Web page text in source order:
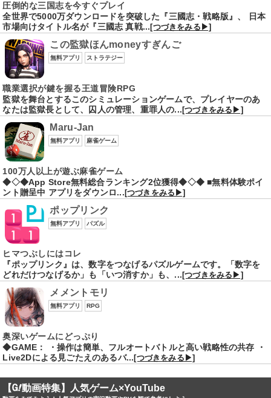
圧倒的な三国志を今すぐプレイ
全世界で5000万ダウンロードを突破した『三國志・戦略版』、 日本
市場向けタイトル名が『三國志 真戦...[つづきをみる▶]
この監獄ほんmoneyすぎんご
無料アプリ ストラテジー
職業選択が鍵を握る王道冒険RPG
監獄を舞台とするこのシミュレーションゲームで、プレイヤーのあ
なたは監獄長として、囚人の管理、重罪人の...[つづきをみる▶]
Maru-Jan
無料アプリ 麻雀ゲーム
100万人以上が遊ぶ麻雀ゲーム
◆◇◆App Store無料総合ランキング2位獲得◆◇◆ ■無料体験ポイ
ント贈呈中 アプリをダウンロ...[つづきをみる▶]
ポップリンク
無料アプリ パズル
ヒマつぶしにはコレ
『ポップリンク』は、数字をつなげるパズルゲームです。「数字を
どれだけつなげるか」も「いつ消すか」も、...[つづきをみる▶]
メメントモリ
無料アプリ RPG
奥深いゲームにどっぷり
◆GAME： ・操作は簡単、フルオートバトルと高い戦略性の共存 ・
Live2Dによる見ごたえのあるバ...[つづきをみる▶]
【 動画特集】人気ゲーム×YouTube